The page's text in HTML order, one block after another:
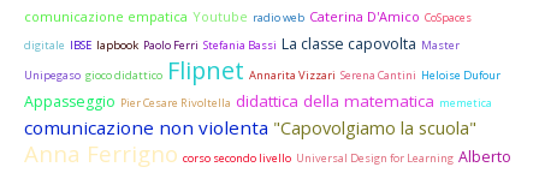
comunicazione empatica Youtube radio web Caterina D'Amico CoSpaces
digitale IBSE lapbook Paolo Ferri Stefania Bassi La classe capovolta Master
Unipegaso gioco didattico Flipnet Annarita Vizzari Serena Cantini Heloise Dufour
Appasseggio Pier Cesare Rivoltella didattica della matematica memetica
comunicazione non violenta "Capovolgiamo la scuola"
Anna Ferrigno corso secondo livello Universal Design for Learning Alberto